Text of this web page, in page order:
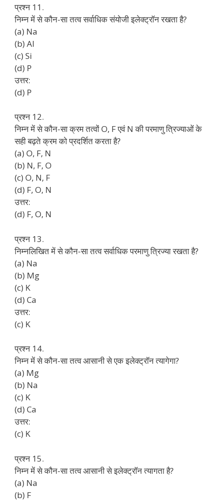
प्रश्न 11.
निम्न में से कौन-सा तत्व सर्वाधिक संयोजी इलेक्ट्रॉन रखता है?
(a) Na
(b) Al
(c) Si
(d) P
उत्तर:
(d) P
प्रश्न 12.
निम्न में से कौन-सा क्रम तत्वों O, F एवं N की परमाणु त्रिज्याओं के
सही बढ़ते क्रम को प्रदर्शित करता है?
(a) O, F, N
(b) N, F, O
(c) O, N, F
(d) F, O, N
उत्तर:
(d) F, O, N
प्रश्न 13.
निम्नलिखित में से कौन-सा तत्व सर्वाधिक परमाणु त्रिज्या रखता है?
(a) Na
(b) Mg
(c) K
(d) Ca
उत्तर:
(c) K
प्रश्न 14.
निम्न में से कौन-सा तत्व आसानी से एक इलेक्ट्रॉन त्यागेगा?
(a) Mg
(b) Na
(c) K
(d) Ca
उत्तर:
(c) K
प्रश्न 15.
निम्न में से कौन-सा तत्व आसानी से इलेक्ट्रॉन त्यागता है?
(a) Na
(b) F